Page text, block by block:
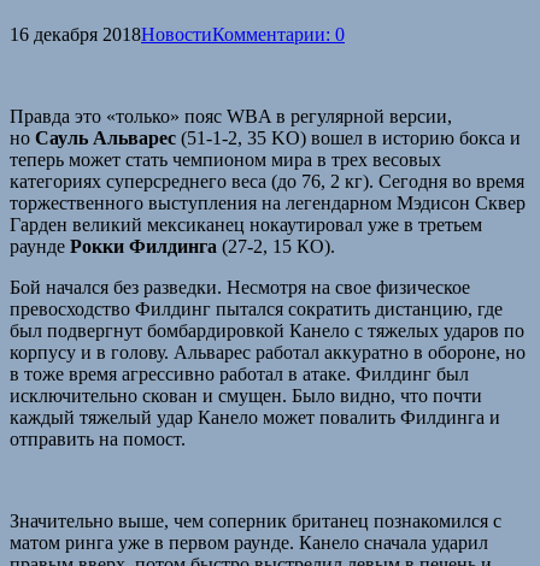
16 декабря 2018НовостиКомментарии: 0
Правда это «только» пояс WBA в регулярной версии,
но Сауль Альварес (51-1-2, 35 KO) вошел в историю бокса и
теперь может стать чемпионом мира в трех весовых
категориях суперсреднего веса (до 76, 2 кг). Сегодня во время
торжественного выступления на легендарном Мэдисон Сквер
Гарден великий мексиканец нокаутировал уже в третьем
раунде Рокки Филдинга (27-2, 15 КО).
Бой начался без разведки. Несмотря на свое физическое
превосходство Филдинг пытался сократить дистанцию, где
был подвергнут бомбардировкой Канело с тяжелых ударов по
корпусу и в голову. Альварес работал аккуратно в обороне, но
в тоже время агрессивно работал в атаке. Филдинг был
исключительно скован и смущен. Было видно, что почти
каждый тяжелый удар Канело может повалить Филдинга и
отправить на помост.
Значительно выше, чем соперник британец познакомился с
матом ринга уже в первом раунде. Канело сначала ударил